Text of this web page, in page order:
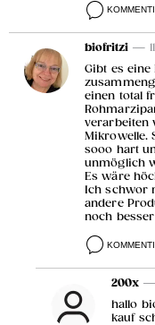
biofritzi —
Gibt es
einen total
verarbeiten
Mikrowelle.
sooo hart
unmöglich
Es wäre
Ich schwor
andere
noch
200x —
hallo
kauf